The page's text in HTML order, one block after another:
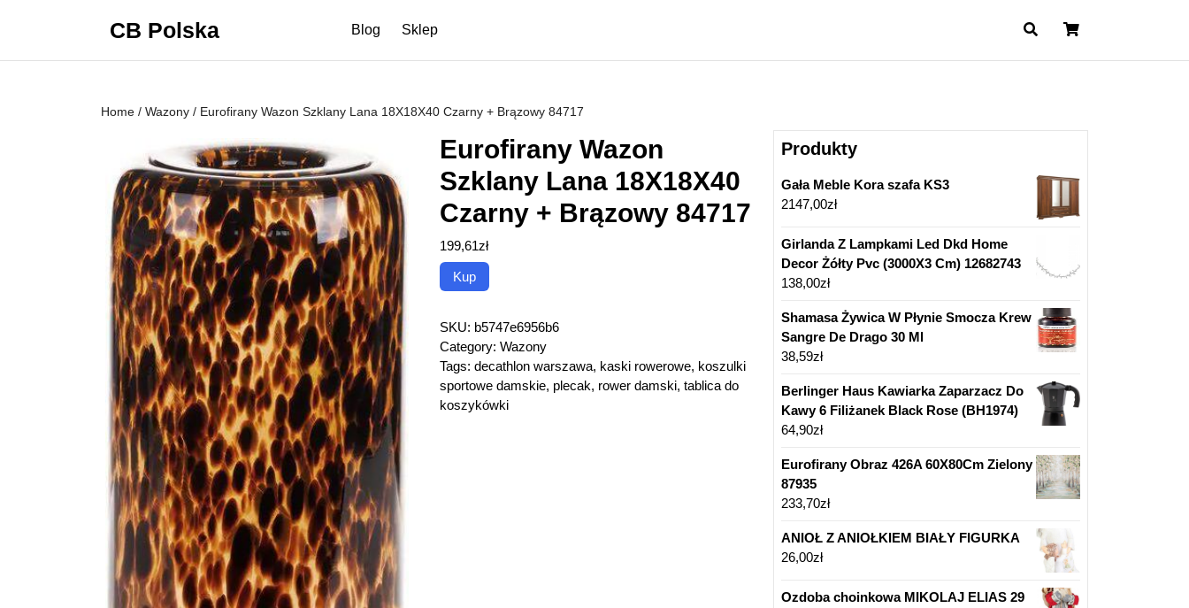
CB Polska Blog Sklep Cart
Home / Wazony / Eurofirany Wazon Szklany Lana 18X18X40 Czarny + Brązowy 84717
Eurofirany Wazon
Szklany Lana 18X18X40
Czarny + Brązowy 84717
199,61zł
Kup
SKU: b5747e6956b6
Category: Wazony
Tags: decathlon warszawa, kaski rowerowe, koszulki
sportowe damskie, plecak, rower damski, tablica do
koszykówki
Produkty
Gała Meble Kora szafa KS3
2147,00zł
Girlanda Z Lampkami Led Dkd Home
Decor Żółty Pvc (3000X3 Cm) 12682743
138,00zł
Shamasa Żywica W Płynie Smocza Krew
Sangre De Drago 30 Ml
38,59zł
Berlinger Haus Kawiarka Zaparzacz Do
Kawy 6 Filiżanek Black Rose (BH1974)
64,90zł
Eurofirany Obraz 426A 60X80Cm Zielony
87935
233,70zł
ANIOŁ Z ANIOŁKIEM BIAŁY FIGURKA
26,00zł
Ozdoba choinkowa MIKOLAJ ELIAS 29